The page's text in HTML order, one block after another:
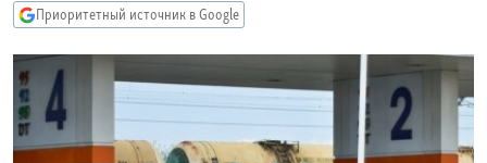
Вернутся
поиску
КАВКАЗ.РЕАЛИИ
СЕВЕР.РЕАЛИИ
СИБИРЬ.РЕАЛИИ
РАСПИСАНИЕ ВЕЩАНИЯ
Приоритетный источник в Google